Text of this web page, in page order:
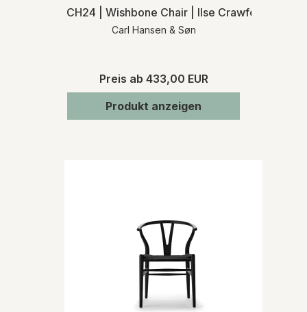
CH24 | Wishbone Chair | Ilse Crawford |
Carl Hansen & Søn
Preis ab 433,00 EUR
Produkt anzeigen